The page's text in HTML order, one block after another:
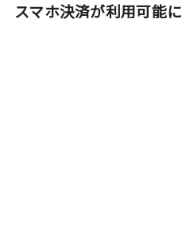
スマホ決済が利用可能に